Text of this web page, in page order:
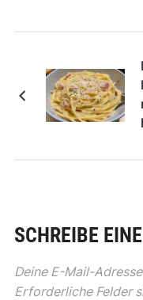
SCHREIBE
Deine E-Mail-
Erforderliche Felder